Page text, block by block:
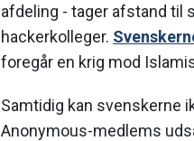
afdeling - tager afstand til
hackerkolleger.
foregår en krig mod
Samtidig kan svenskerne
Anonymous-medlems